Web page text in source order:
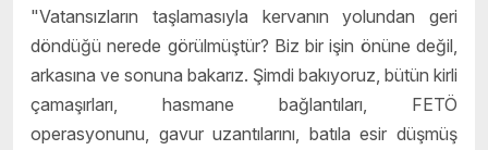
"Vatansızların taşlamasıyla kervanın yolundan geri
döndüğü nerede görülmüştür? Biz bir işin önüne değil,
arkasına ve sonuna bakarız. Şimdi bakıyoruz, bütün kirli
çamaşırları, hasmane bağlantıları, FETÖ
operasyonunu, gavur uzantılarını, batıla esir düşmüş